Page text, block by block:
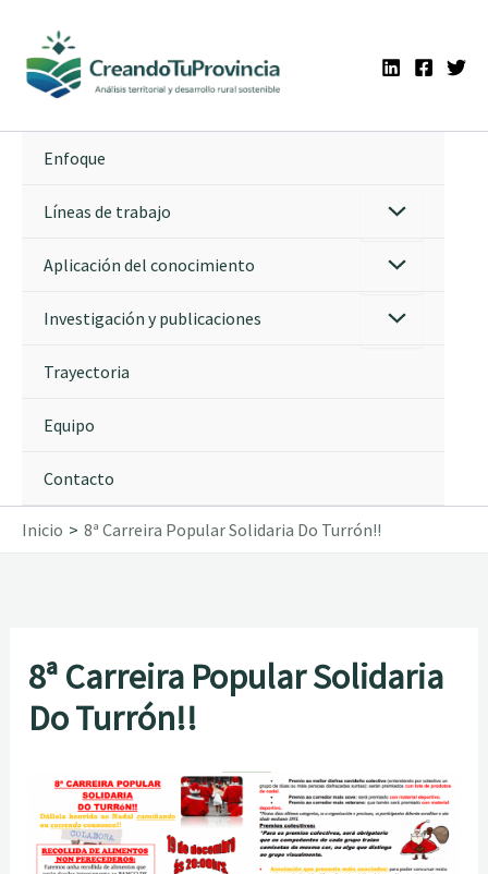
contenido
Enfoque
Líneas de trabajo
Aplicación del conocimiento
Investigación y publicaciones
Trayectoria
Equipo
Contacto
Inicio 8ª Carreira Popular Solidaria Do Turrón!!
8ª Carreira Popular Solidaria
Do Turrón!!